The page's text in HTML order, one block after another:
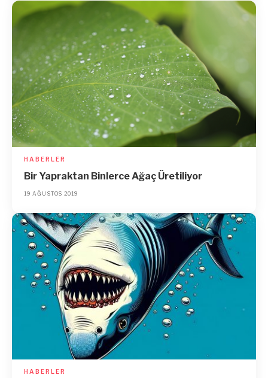
HABERLER
Bir Yapraktan Binlerce Ağaç Üretiliyor
19 AĞUSTOS 2019
HABERLER